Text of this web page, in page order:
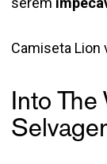
Camiseta Lion
Into The